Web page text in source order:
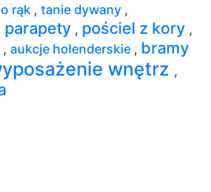
rąk , tanie dywany ,
parapety , pościel z kory ,
, aukcje holenderskie , bramy
wnętrz ,